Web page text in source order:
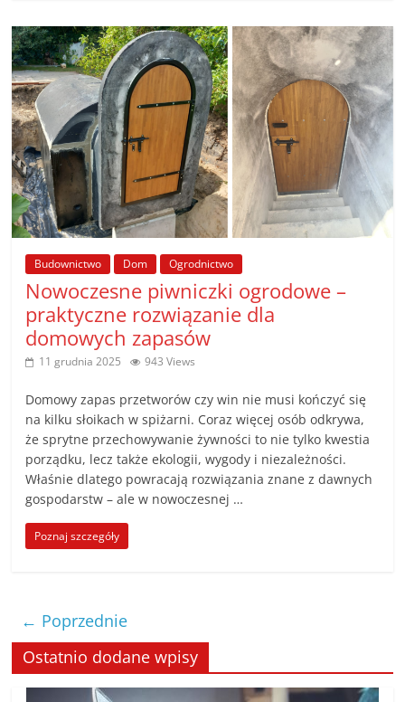
Budownictwo Dom Ogrodnictwo
Nowoczesne piwniczki ogrodowe –
praktyczne rozwiązanie dla
domowych zapasów
11 grudnia 2025 943 Views
Domowy zapas przetworów czy win nie musi kończyć się
na kilku słoikach w spiżarni. Coraz więcej osób odkrywa,
że sprytne przechowywanie żywności to nie tylko kwestia
porządku, lecz także ekologii, wygody i niezależności.
Właśnie dlatego powracają rozwiązania znane z dawnych
gospodarstw – ale w nowoczesnej …
Poznaj szczegóły
← Poprzednie
Ostatnio dodane wpisy